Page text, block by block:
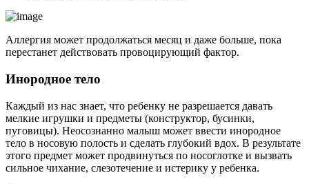
Аллергия может продолжаться месяц и даже больше, пока
перестанет действовать провоцирующий фактор.
Инородное тело
Каждый из нас знает, что ребенку не разрешается давать
мелкие игрушки и предметы (конструктор, бусинки,
пуговицы). Неосознанно малыш может ввести инородное
тело в носовую полость и сделать глубокий вдох. В результате
этого предмет может продвинуться по носоглотке и вызвать
сильное чихание, слезотечение и истерику у ребенка.